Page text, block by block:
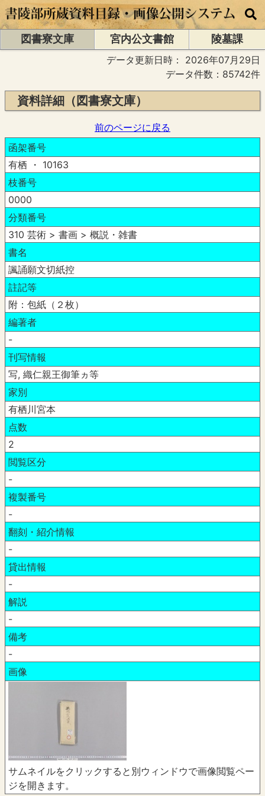
図書寮文庫 宮内公文書館
陵墓課
データ更新日時： 2026年07月29日
データ件数：85742件
資料詳細（図書寮文庫）
前のページに戻る
函架番号
有栖 ・ 10163
枝番号
0000
分類番号
310 芸術 > 書画 > 概説・雑書
書名
諷誦願文切紙控
註記等
附：包紙（２枚）
編著者
-
刊写情報
写, 織仁親王御筆ヵ等
家別
有栖川宮本
点数
2
閲覧区分
-
複製番号
-
翻刻・紹介情報
-
貸出情報
-
解説
-
備考
-
画像
サムネイルをクリックすると別ウィンドウで画像閲覧ペー
ジを開きます。